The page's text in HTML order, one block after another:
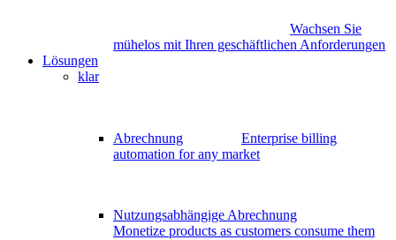
Wachsen Sie
mühelos mit Ihren geschäftlichen Anforderungen
Lösungen
klar
Abrechnung
Enterprise billing
automation for any market
Nutzungsabhängige Abrechnung
Monetize products as customers consume them